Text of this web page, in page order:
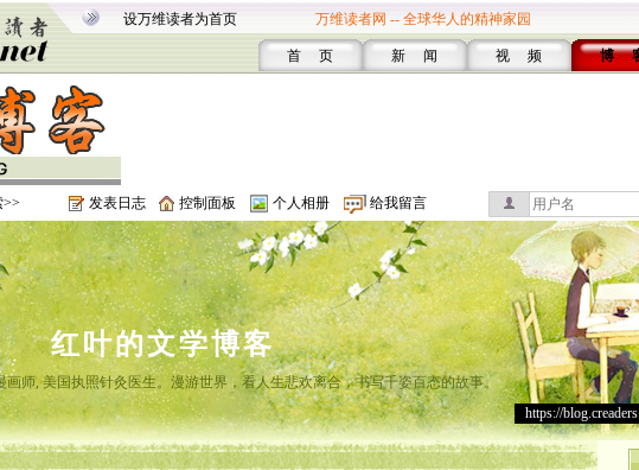
设万维读者为首页 万维读者网 -- 全球华人的精神家园
首 页 新 闻 视 频 博
>> 发表日志 控制面板 个人相册 给我留言
红叶的文学博客
画师, 美国执照针灸医生。漫游世界，看人生悲欢离合，书写千姿百态的故事。
https://